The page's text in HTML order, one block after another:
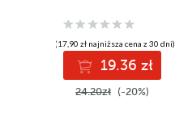
(17,90 zł najniższa cena z 30 dni)
19.36 zł
24.20zł (-20%)